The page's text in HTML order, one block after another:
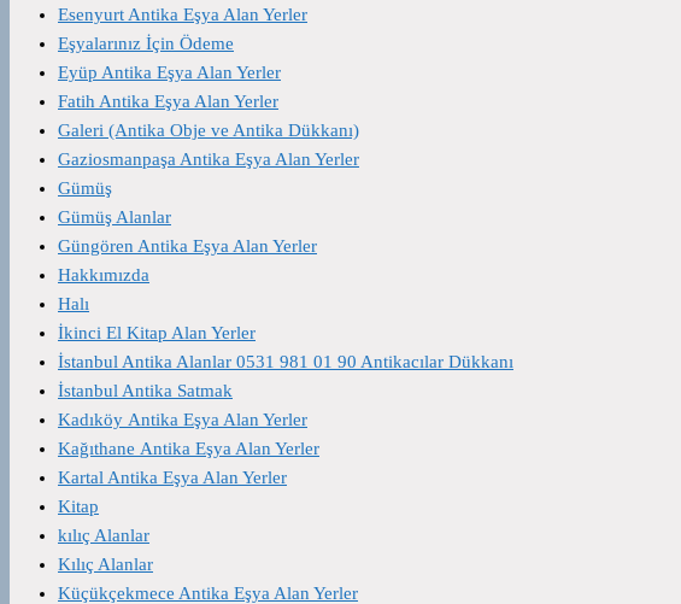
Esenyurt Antika Eşya Alan Yerler
Eşyalarınız İçin Ödeme
Eyüp Antika Eşya Alan Yerler
Fatih Antika Eşya Alan Yerler
Galeri (Antika Obje ve Antika Dükkanı)
Gaziosmanpaşa Antika Eşya Alan Yerler
Gümüş
Gümüş Alanlar
Güngören Antika Eşya Alan Yerler
Hakkımızda
Halı
İkinci El Kitap Alan Yerler
İstanbul Antika Alanlar 0531 981 01 90 Antikacılar Dükkanı
İstanbul Antika Satmak
Kadıköy Antika Eşya Alan Yerler
Kağıthane Antika Eşya Alan Yerler
Kartal Antika Eşya Alan Yerler
Kitap
kılıç Alanlar
Kılıç Alanlar
Küçükçekmece Antika Eşya Alan Yerler